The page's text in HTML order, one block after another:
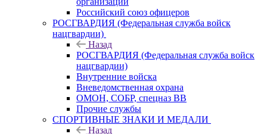
Российский союз офицеров
РОСГВАРДИЯ (Федеральная служба войск
нацгвардии)
Назад
РОСГВАРДИЯ (Федеральная служба войск
нацгвардии)
Внутренние войска
Вневедомственная охрана
ОМОН, СОБР, спецназ ВВ
Прочие службы
СПОРТИВНЫЕ ЗНАКИ И МЕДАЛИ
Назад